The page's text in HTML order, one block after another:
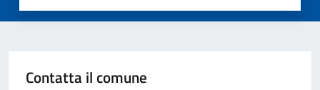
Contatta il comune